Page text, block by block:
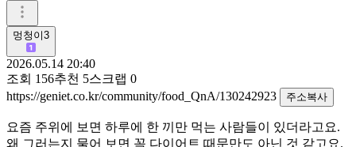
멍청이3
2026.05.14 20:40
조회 156추천 5스크랩 0
https://geniet.co.kr/community/food_QnA/130242923
주소복사
요즘 주위에 보면 하루에 한 끼만 먹는 사람들이 있더라고요.
왜 그러는지 물어 보면 꼭 다이어트 때문만도 아닌 것 같고요.